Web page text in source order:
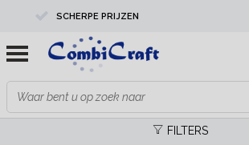
SCHERPE PRIJZEN
PROFESSIONELE KWALITEIT
EXPERTS IN MAATWERK
FILTERS